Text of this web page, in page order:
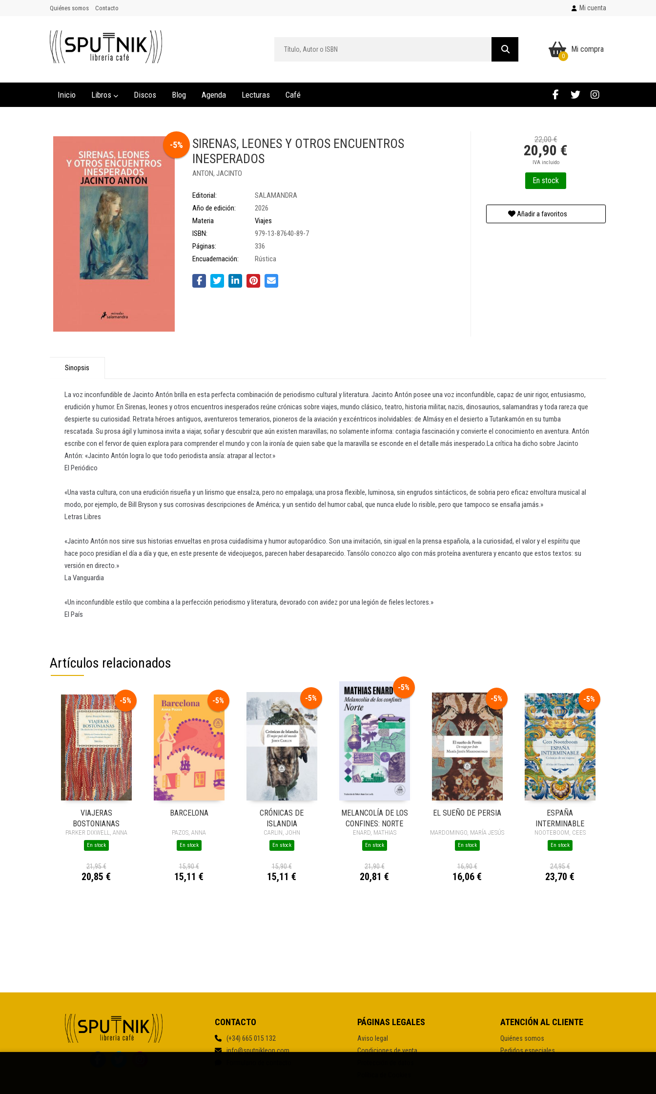
Mi cuenta
Quiénes somos Contacto
Mi compra
0
Inicio Libros Discos Blog Agenda Lecturas Café
-5%
SIRENAS, LEONES Y OTROS ENCUENTROS
INESPERADOS
ANTON, JACINTO
Editorial:
SALAMANDRA
Año de edición:
2026
Materia
Viajes
ISBN:
979-13-87640-89-7
Páginas:
336
Encuadernación:
Rústica
22,00 €
20,90 €
IVA incluido
En stock
Añadir a favoritos
Sinopsis
La voz inconfundible de Jacinto Antón brilla en esta perfecta combinación de periodismo cultural y literatura. Jacinto Antón posee una voz inconfundible, capaz de unir rigor, entusiasmo,
erudición y humor. En Sirenas, leones y otros encuentros inesperados reúne crónicas sobre viajes, mundo clásico, teatro, historia militar, nazis, dinosaurios, salamandras y toda rareza que
despierte su curiosidad. Retrata héroes antiguos, aventureros temerarios, pioneros de la aviación y excéntricos inolvidables: de Almásy en el desierto a Tutankamón en su tumba
rescatada. Su prosa ágil y luminosa invita a viajar, soñar y descubrir que aún existen maravillas; no solamente informa: contagia fascinación y convierte el conocimiento en aventura. Antón
escribe con el fervor de quien explora para comprender el mundo y con la ironía de quien sabe que la maravilla se esconde en el detalle más inesperado.La crítica ha dicho sobre Jacinto
Antón: «Jacinto Antón logra lo que todo periodista ansía: atrapar al lector.»
El Periódico
«Una vasta cultura, con una erudición risueña y un lirismo que ensalza, pero no empalaga; una prosa flexible, luminosa, sin engrudos sintácticos, de sobria pero eficaz envoltura musical al
modo, por ejemplo, de Bill Bryson y sus corrosivas descripciones de América; y un sentido del humor cabal, que nunca elude lo risible, pero que tampoco se ensaña jamás.»
Letras Libres
«Jacinto Antón nos sirve sus historias envueltas en prosa cuidadísima y humor autoparódico. Son una invitación, sin igual en la prensa española, a la curiosidad, el valor y el espíritu que
hace poco presidían el día a día y que, en este presente de videojuegos, parecen haber desaparecido. Tansólo conozco algo con más proteína aventurera y encanto que estos textos: su
versión en directo.»
La Vanguardia
«Un inconfundible estilo que combina a la perfección periodismo y literatura, devorado con avidez por una legión de fieles lectores.»
El País
Artículos relacionados
-5%
VIAJERAS
BOSTONIANAS
PARKER DIXWELL, ANNA
En stock
21,95 €
20,85 €
-5%
BARCELONA
PAZOS, ANNA
En stock
15,90 €
15,11 €
-5%
CRÓNICAS DE
ISLANDIA
CARLIN, JOHN
En stock
15,90 €
15,11 €
-5%
MELANCOLÍA DE LOS
CONFINES: NORTE
ENARD, MATHIAS
En stock
21,90 €
20,81 €
-5%
EL SUEÑO DE PERSIA
MARDOMINGO, MARÍA JESÚS
En stock
16,90 €
16,06 €
-5%
ESPAÑA
INTERMINABLE
NOOTEBOOM, CEES
En stock
24,95 €
23,70 €
CONTACTO
(+34) 665 015 132
info@sputnikleon.com
PÁGINAS LEGALES
Aviso legal
Condiciones de venta
ATENCIÓN AL CLIENTE
Quiénes somos
Pedidos especiales